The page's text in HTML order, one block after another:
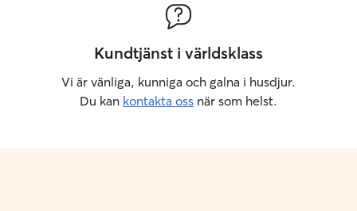
Kundtjänst i världsklass
Vi är vänliga, kunniga och galna i husdjur.
Du kan kontakta oss när som helst.